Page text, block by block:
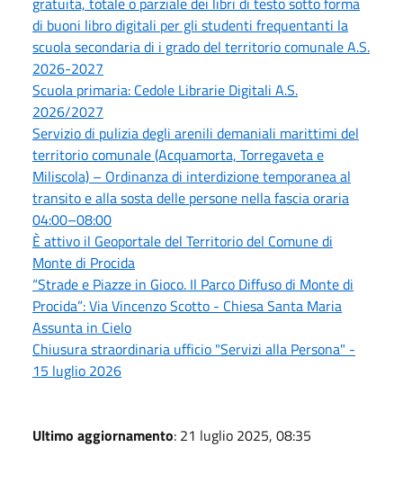
di buoni libro digitali per gli studenti frequentanti la
scuola secondaria di i grado del territorio comunale A.S.
2026-2027
Scuola primaria: Cedole Librarie Digitali A.S.
2026/2027
Servizio di pulizia degli arenili demaniali marittimi del
territorio comunale (Acquamorta, Torregaveta e
Miliscola) – Ordinanza di interdizione temporanea al
transito e alla sosta delle persone nella fascia oraria
04:00–08:00
È attivo il Geoportale del Territorio del Comune di
Monte di Procida
“Strade e Piazze in Gioco. Il Parco Diffuso di Monte di
Procida”: Via Vincenzo Scotto - Chiesa Santa Maria
Assunta in Cielo
Chiusura straordinaria ufficio "Servizi alla Persona" -
15 luglio 2026
Ultimo aggiornamento: 21 luglio 2025, 08:35